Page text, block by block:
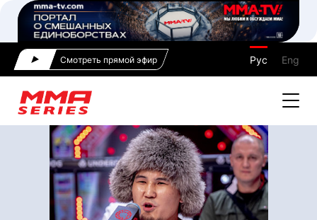
Смотреть прямой эфир Рус Eng